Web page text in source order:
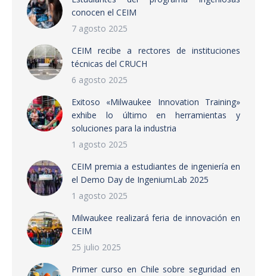
conocen el CEIM
7 agosto 2025
CEIM recibe a rectores de instituciones
técnicas del CRUCH
6 agosto 2025
Exitoso «Milwaukee Innovation Training»
exhibe lo último en herramientas y
soluciones para la industria
1 agosto 2025
CEIM premia a estudiantes de ingeniería en
el Demo Day de IngeniumLab 2025
1 agosto 2025
Milwaukee realizará feria de innovación en
CEIM
25 julio 2025
Primer curso en Chile sobre seguridad en